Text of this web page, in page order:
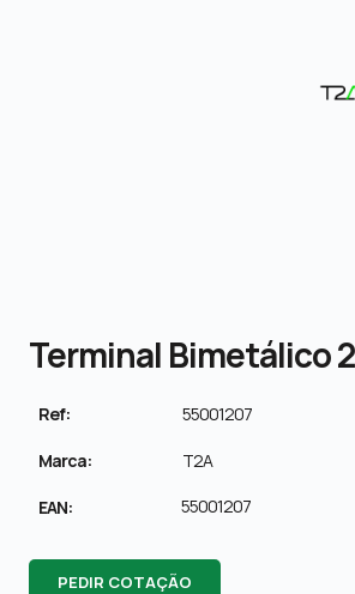
Terminal Bimetálico
Ref: 55001207
Marca: T2A
EAN: 55001207
PEDIR COTAÇÃO